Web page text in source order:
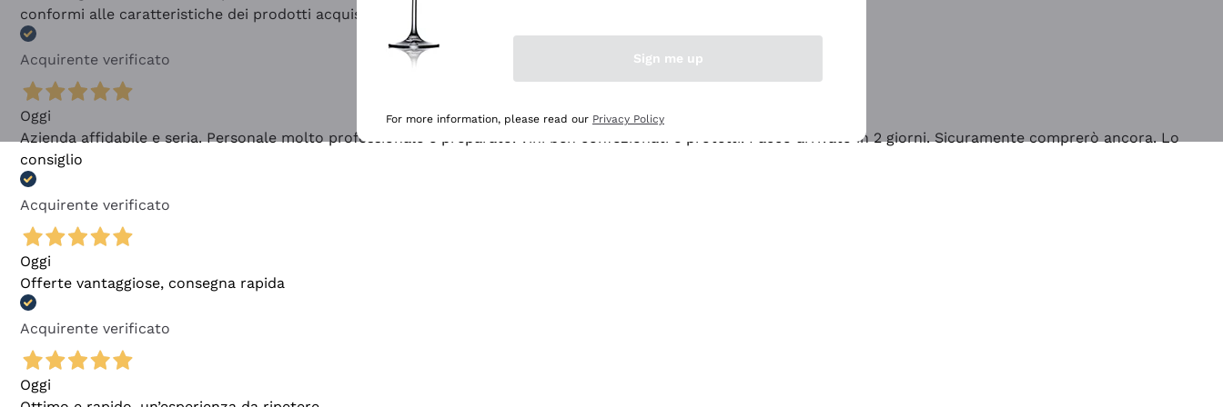
conformi alle caratteristiche dei prodotti acquistati
Acquirente verificato
Oggi
Azienda affidabile e seria. Personale molto professionale e preparato. Vini ben confezionati e protetti. Pacco arrivato in 2 giorni. Sicuramente comprerò ancora. Lo
consiglio
Acquirente verificato
Oggi
Offerte vantaggiose, consegna rapida
Acquirente verificato
Oggi
Sign me up
For more information, please read our Privacy Policy